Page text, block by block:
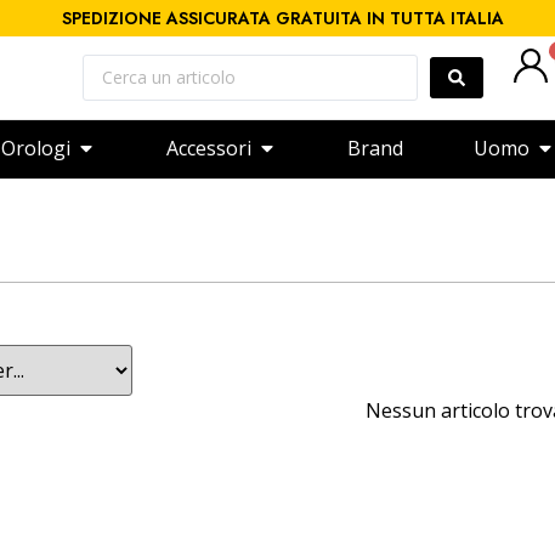
SPEDIZIONE ASSICURATA GRATUITA IN TUTTA ITALIA
Orologi Accessori Brand Uomo
Nessun articolo